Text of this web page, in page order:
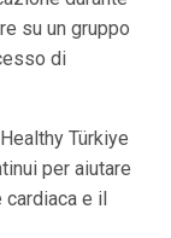
su un gruppo
di
Türkiye
per aiutare
cardiaca e il